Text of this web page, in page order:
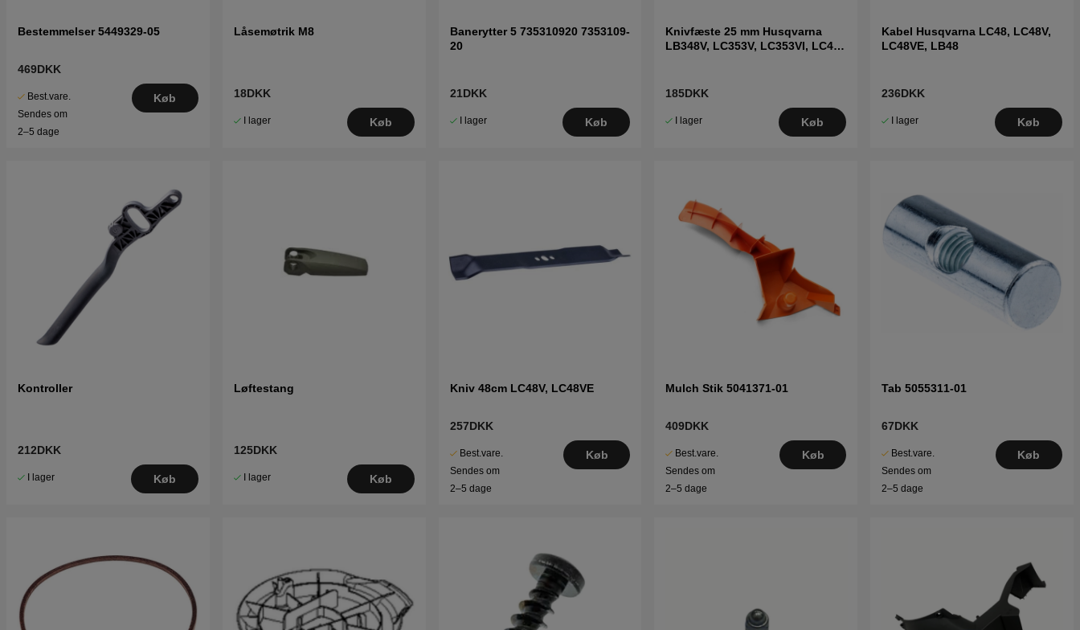
Bestemmelser 5449329-05
469DKK
Best.vare.
Sendes om
2–5 dage
Køb
Låsemøtrik M8
18DKK
I lager Køb
Banerytter 5 735310920 7353109-
20
21DKK
I lager Køb
Knivfæste 25 mm Husqvarna
LB348V, LC353V, LC353VI, LC48
185DKK
I lager Køb
Kabel Husqvarna LC48, LC48V,
LC48VE, LB48
236DKK
I lager Køb
Kontroller
212DKK
I lager Køb
Løftestang
125DKK
I lager Køb
Kniv 48cm LC48V, LC48VE
257DKK
Best.vare.
Sendes om
2–5 dage
Køb
Mulch Stik 5041371-01
409DKK
Best.vare.
Sendes om
2–5 dage
Køb
Tab 5055311-01
67DKK
Best.vare.
Sendes om
2–5 dage
Køb